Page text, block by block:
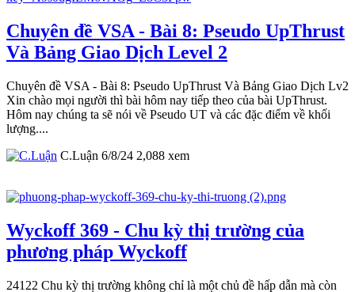
Chuyên đề VSA - Bài 8: Pseudo UpThrust
Và Bảng Giao Dịch Level 2
Chuyên đề VSA - Bài 8: Pseudo UpThrust Và Bảng Giao Dịch Lv2
Xin chào mọi người thì bài hôm nay tiếp theo của bài UpThrust.
Hôm nay chúng ta sẽ nói về Pseudo UT và các đặc điểm về khối
lượng....
C.Luận 6/8/24 2,088 xem
Wyckoff 369 - Chu kỳ thị trường của
phương pháp Wyckoff
24122 Chu kỳ thị trường không chỉ là một chủ đề hấp dẫn mà còn